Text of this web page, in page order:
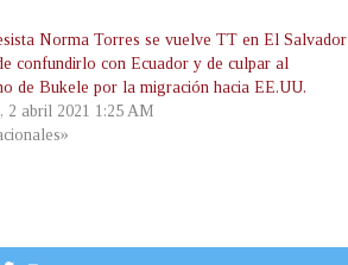
Norma Torres se vuelve TT en El Salvador
confundirlo con Ecuador y de culpar al
de Bukele por la migración hacia EE.UU.
2 abril 2021 1:25 AM